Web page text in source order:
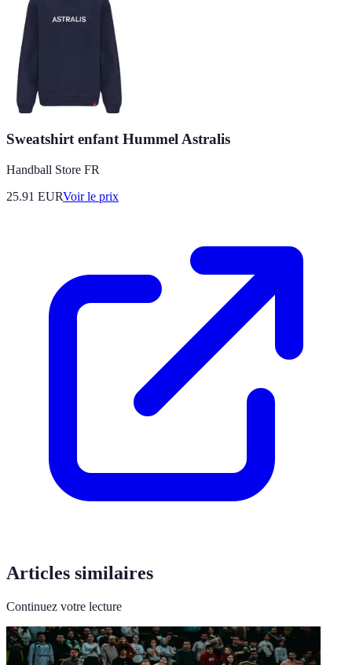
Sweatshirt enfant Hummel Astralis
Handball Store FR
25.91 EURVoir le prix
Articles similaires
Continuez votre lecture